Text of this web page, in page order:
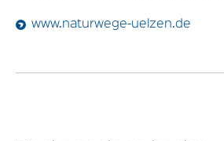
www.naturwege-uelzen.de